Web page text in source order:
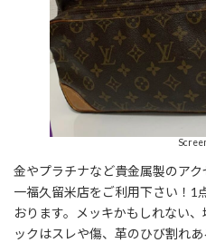
金やプラチナなど貴金属製のア
一福久留米店をご利用下さい！1
おります。メッキかもしれない
ックはスレや傷、革のひび割れ